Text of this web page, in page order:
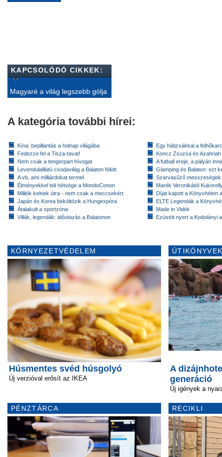
KAPCSOLÓDÓ CIKKEK:
Magyaré a világ legszebb gólja
A kategória további hírei:
Kína: bepillantás a holnap világába
Fedezze fel a Tisza-tavat!
Nem csak a tengerpart hívogat
Levendulaillatú csodavilág a Balaton fölött
A vb, ami milliárdokat termel
Élményekkel teli hétvége a MondoConon
Milliók kelnek útra - nem csak a meccsekért
Japán és Korea beköltözik a Hungexpóra
Átalakult a sportzóna
Villák, legendák: időutazás a Balatonon
Egy hátizsákkal a
Koncz Zsuzsa és
A futball ereje, a pályán
Glamping és Balaton: ezt
Szarvasűző messzeségek
Marék Veronikától
Díjat kapott a Könyvhéten
ELTE Legendák a
Made in Vidék
Ezüstöt nyert a Kodolányi
KÖRNYEZETVÉDELEM
Húsmentes svéd húsgolyó
Új verzióval erősít az IKEA
PÉNZTÁRCA
A
generáció
Új igények a
RECIKLI